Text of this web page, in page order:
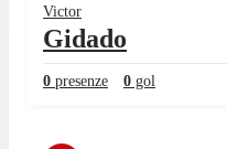
Victor
Gidado
0 presenze 0 gol